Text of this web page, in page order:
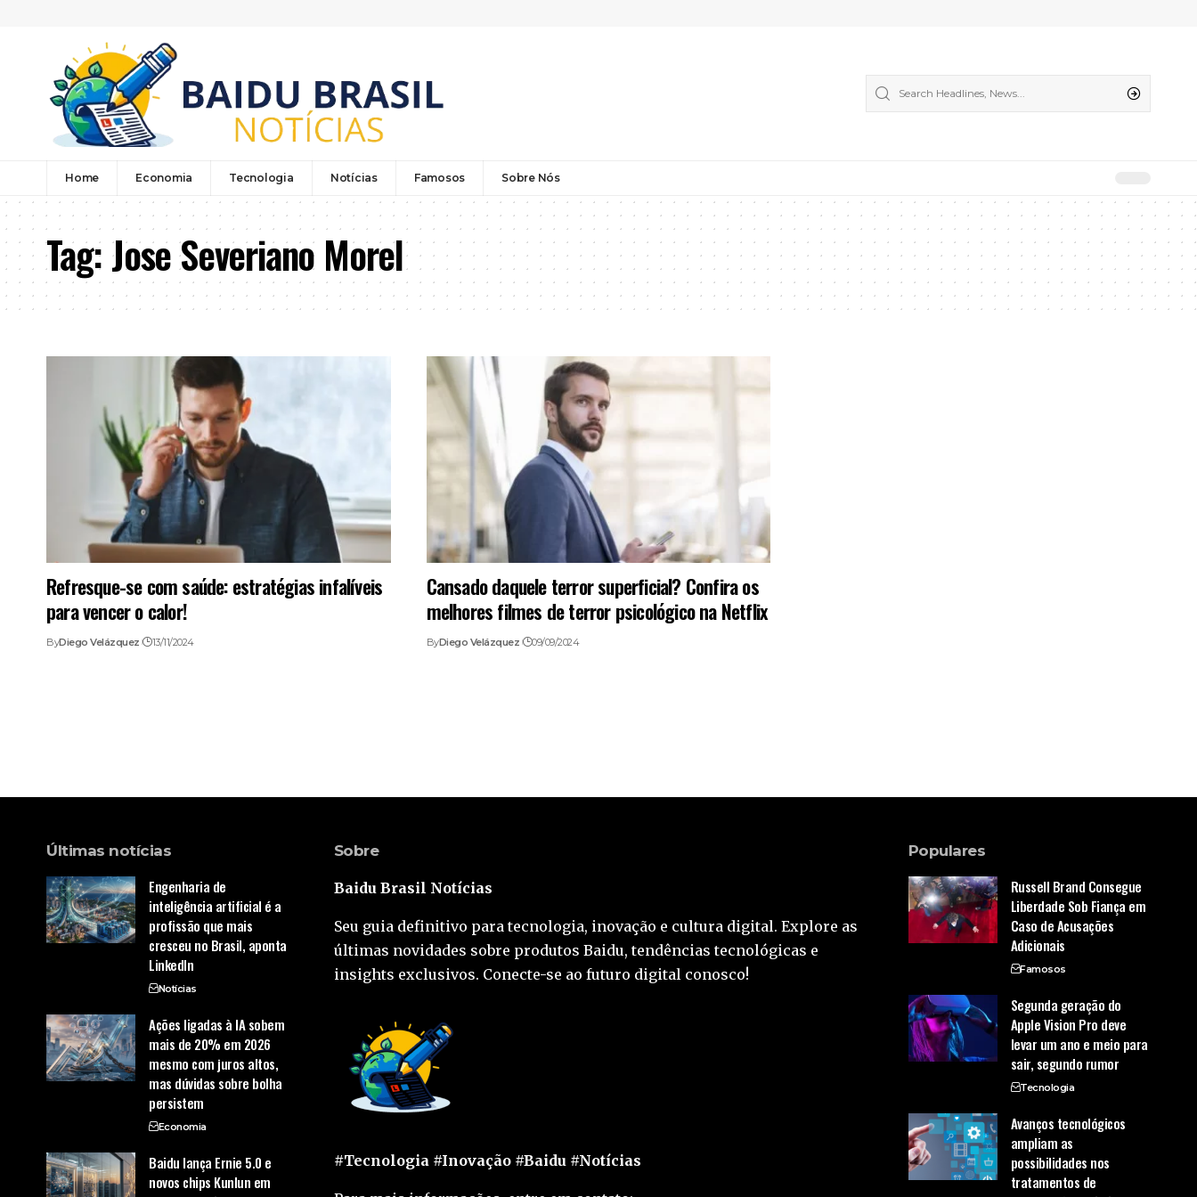
Home Economia Tecnologia Notícias Famosos Sobre Nós
Tag:Jose Severiano Morel
Refresque-se com saúde: estratégias infalíveis
para vencer o calor!
ByDiego Velázquez 13/11/2024
Cansado daquele terror superficial? Confira os
melhores filmes de terror psicológico na Netflix
ByDiego Velázquez 09/09/2024
Últimas notícias
Engenharia de
inteligência artificial é a
profissão que mais
cresceu no Brasil, aponta
LinkedIn
Notícias
Ações ligadas à IA sobem
mais de 20% em 2026
mesmo com juros altos,
mas dúvidas sobre bolha
persistem
Economia
Baidu lança Ernie 5.0 e
novos chips Kunlun em
Sobre
Baidu Brasil Notícias
Seu guia definitivo para tecnologia, inovação e cultura digital. Explore as
últimas novidades sobre produtos Baidu, tendências tecnológicas e
insights exclusivos. Conecte-se ao futuro digital conosco!
#Tecnologia #Inovação #Baidu #Notícias
Populares
Russell Brand Consegue
Liberdade Sob Fiança em
Caso de Acusações
Adicionais
Famosos
Segunda geração do
Apple Vision Pro deve
levar um ano e meio para
sair, segundo rumor
Tecnologia
Avanços tecnológicos
ampliam as
possibilidades nos
tratamentos de